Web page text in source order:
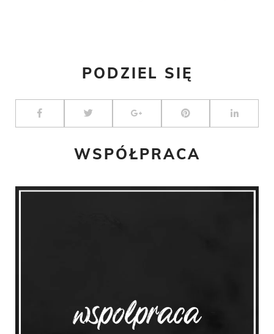
PODZIEL SIĘ
WSPÓŁPRACA